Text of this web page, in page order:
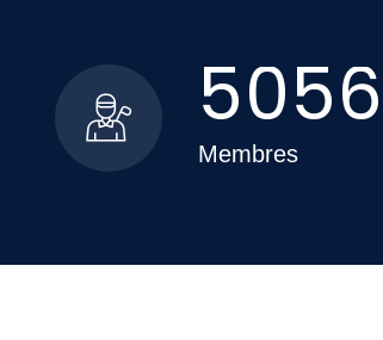
5056
Membres